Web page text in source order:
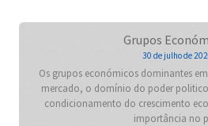
Grupos
30 de julho de
Os grupos económicos dominantes
mercado, o domínio do poder
condicionamento do crescimento
importância no